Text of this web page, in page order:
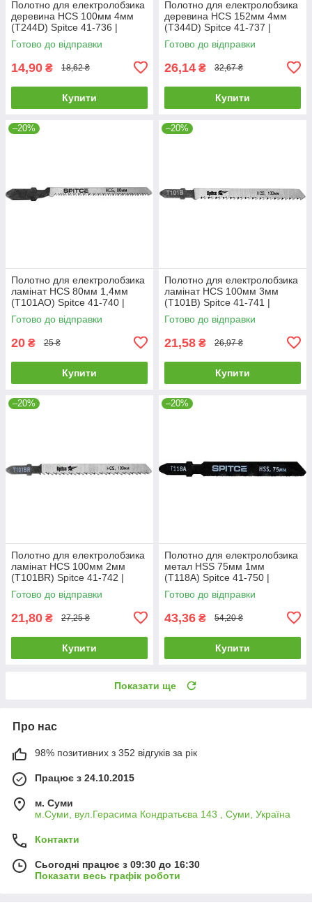
Полотно для електролобзика
деревина HCS 100мм 4мм
(T244D) Spitce 41-736 |
Полотно для электролобзика
древесина HCS 100мм 4мм
Готово до відправки
14,90 ₴ 18,62 ₴
Купити
Полотно для електролобзика
деревина HCS 152мм 4мм
(T344D) Spitce 41-737 |
Полотно для электролобзика
древесина HCS 152мм 4мм
Готово до відправки
26,14 ₴ 32,67 ₴
Купити
–20%
Полотно для електролобзика
ламінат HCS 80мм 1,4мм
(T101AO) Spitce 41-740 |
Полотно для электролобзика
ламинат HCS 80мм 1,4мм
Готово до відправки
20 ₴ 25 ₴
Купити
–20%
Полотно для електролобзика
ламінат HCS 100мм 3мм
(T101B) Spitce 41-741 |
Полотно для электролобзика
ламинат HCS 100мм 3мм
Готово до відправки
21,58 ₴ 26,97 ₴
Купити
–20%
Полотно для електролобзика
ламінат HCS 100мм 2мм
(T101BR) Spitce 41-742 |
Полотно для электролобзика
ламинат HCS 100мм 2мм
Готово до відправки
21,80 ₴ 27,25 ₴
Купити
–20%
Полотно для електролобзика
метал HSS 75мм 1мм
(T118А) Spitce 41-750 |
Полотно для электролобзика
металл HSS 75мм 1мм
Готово до відправки
43,36 ₴ 54,20 ₴
Купити
Показати ще
Про нас
98% позитивних з 352 відгуків за рік
Працює з 24.10.2015
м. Суми
м.Суми, вул.Герасима Кондратьєва 143 , Суми, Україна
Контакти
Сьогодні працює з 09:30 до 16:30
Показати весь графік роботи